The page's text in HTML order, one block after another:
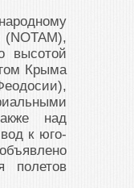
высотой
Крыма
над
к югo-
полетов